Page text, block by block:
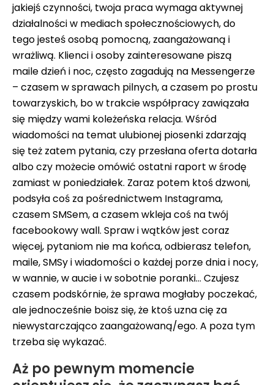
jakiejś czynności, twoja praca wymaga aktywnej
działalności w mediach społecznościowych, do
tego jesteś osobą pomocną, zaangażowaną i
wrażliwą. Klienci i osoby zainteresowane piszą
maile dzień i noc, często zagadują na Messengerze
– czasem w sprawach pilnych, a czasem po prostu
towarzyskich, bo w trakcie współpracy zawiązała
się między wami koleżeńska relacja. Wśród
wiadomości na temat ulubionej piosenki zdarzają
się też zatem pytania, czy przesłana oferta dotarła
albo czy możecie omówić ostatni raport w środę
zamiast w poniedziałek. Zaraz potem ktoś dzwoni,
podsyła coś za pośrednictwem Instagrama,
czasem SMSem, a czasem wkleja coś na twój
facebookowy wall. Spraw i wątków jest coraz
więcej, pytaniom nie ma końca, odbierasz telefon,
maile, SMSy i wiadomości o każdej porze dnia i nocy,
w wannie, w aucie i w sobotnie poranki… Czujesz
czasem podskórnie, że sprawa mogłaby poczekać,
ale jednocześnie boisz się, że ktoś uzna cię za
niewystarczająco zaangażowaną/ego. A poza tym
trzeba się wykazać.
Aż po pewnym momencie